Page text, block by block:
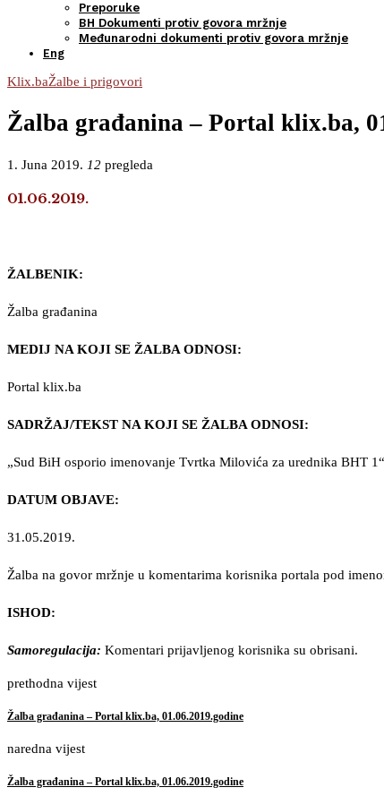
Preporuke
BH Dokumenti protiv govora mržnje
Međunarodni dokumenti protiv govora mržnje
Eng
Klix.baŽalbe i prigovori
Žalba građanina – Portal klix.ba,
1. Juna 2019. 12 pregleda
01.06.2019.
ŽALBENIK:
Žalba građanina
MEDIJ NA KOJI SE ŽALBA ODNOSI:
Portal klix.ba
SADRŽAJ/TEKST NA KOJI SE ŽALBA ODNOSI:
„Sud BiH osporio imenovanje Tvrtka Milovića za urednika BHT 1“
DATUM OBJAVE:
31.05.2019.
Žalba na govor mržnje u komentarima korisnika portala pod
ISHOD:
Samoregulacija: Komentari prijavljenog korisnika su obrisani.
prethodna vijest
Žalba građanina – Portal klix.ba, 01.06.2019.godine
naredna vijest
Žalba građanina – Portal klix.ba, 01.06.2019.godine